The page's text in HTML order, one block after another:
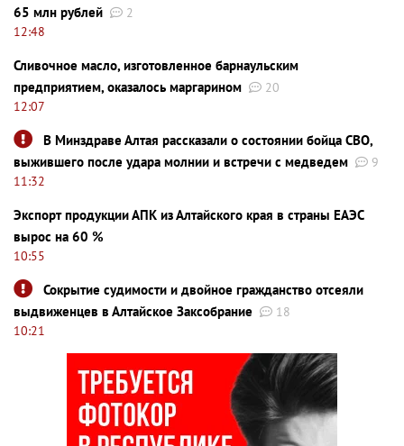
65 млн рублей
2
12:48
Сливочное масло, изготовленное барнаульским
предприятием, оказалось маргарином
20
12:07
В Минздраве Алтая рассказали о состоянии бойца СВО,
выжившего после удара молнии и встречи с медведем
9
11:32
Экспорт продукции АПК из Алтайского края в страны ЕАЭС
вырос на 60 %
10:55
Сокрытие судимости и двойное гражданство отсеяли
выдвиженцев в Алтайское Заксобрание
18
10:21